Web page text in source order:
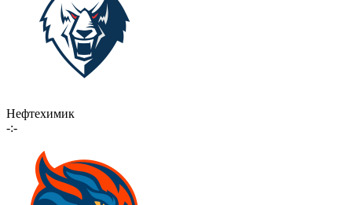
Нефтехимик
-:-